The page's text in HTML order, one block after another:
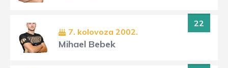
22
7. kolovoza 2002.
Mihael Bebek